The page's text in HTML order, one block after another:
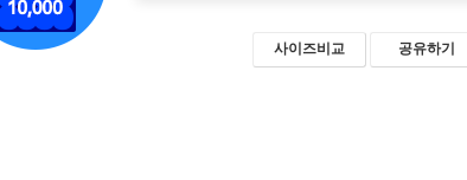
사이즈비교 공유하기